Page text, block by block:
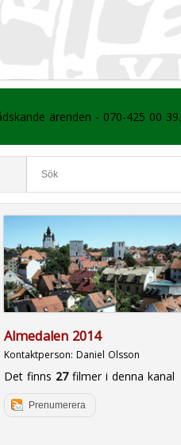
ärenden - 070-425 00 39.
Almedalen 2014
Kontaktperson: Daniel Olsson
Det finns 27filmer i denna kanal
Prenumerera